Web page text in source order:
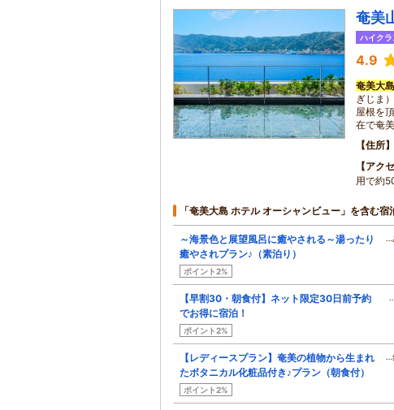
奄美
ハイクラ
4.9
奄美大島
ぎじま
屋根を
在で奄
住所
アク
用で約
「奄美大島 ホテル オーシャンビュー」を含む宿
～海景色と展望風呂に癒やされる～湯ったり
癒やされプラン♪（素泊り）
ポイント2%
…
【早割30・朝食付】ネット限定30日前予約
でお得に宿泊！
ポイント2%
【レディースプラン】奄美の植物から生まれ
たボタニカル化粧品付き♪プラン（朝食付）
ポイント2%
…